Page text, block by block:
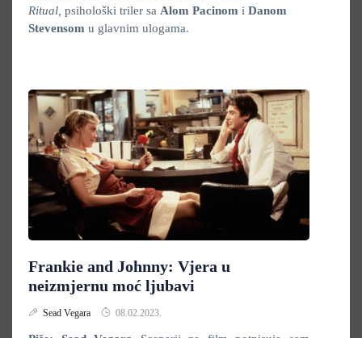
Ritual, psihološki triler sa Alom Pacinom i Danom
Stevensom u glavnim ulogama.
Frankie and Johnny: Vjera u
neizmjernu moć ljubavi
Sead Vegara 08.02.2023.